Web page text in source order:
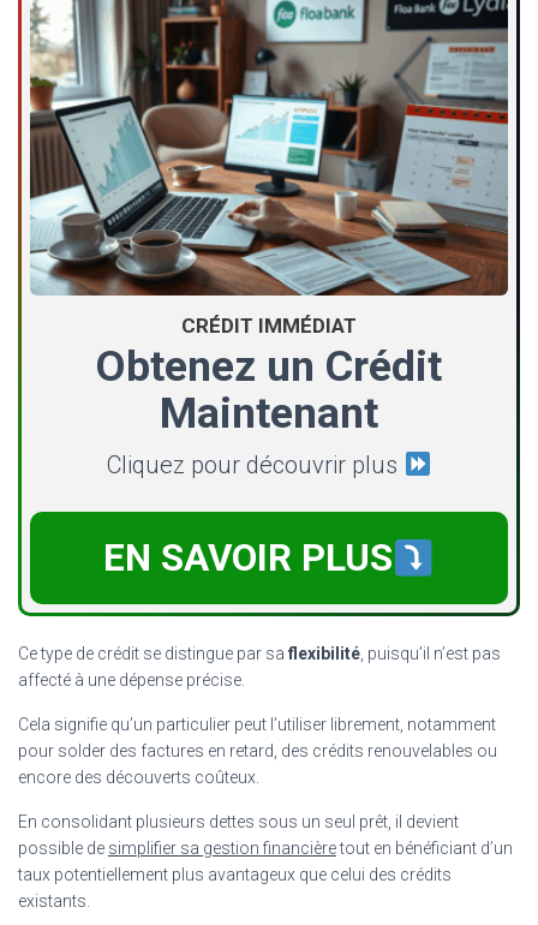
CRÉDIT IMMÉDIAT
Obtenez un Crédit
Maintenant
Cliquez pour découvrir plus
EN SAVOIR PLUS
Ce type de crédit se distingue par sa flexibilité , puisqu’il n’est pas
affecté à une dépense précise.
Cela signifie qu’un particulier peut l’utiliser librement, notamment
pour solder des factures en retard, des crédits renouvelables ou
encore des découverts coûteux.
En consolidant plusieurs dettes sous un seul prêt, il devient
possible de simplifier sa gestion financièretout en bénéficiant d’un
taux potentiellement plus avantageux que celui des crédits
existants.